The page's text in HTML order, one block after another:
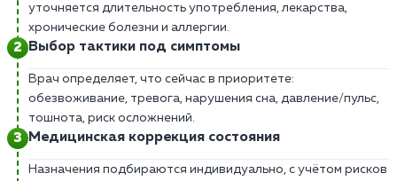
уточняется длительность употребления, лекарства,
хронические болезни и аллергии.
Выбор тактики под симптомы
Врач определяет, что сейчас в приоритете:
обезвоживание, тревога, нарушения сна, давление/пульс,
тошнота, риск осложнений.
Медицинская коррекция состояния
Назначения подбираются индивидуально, с учётом рисков